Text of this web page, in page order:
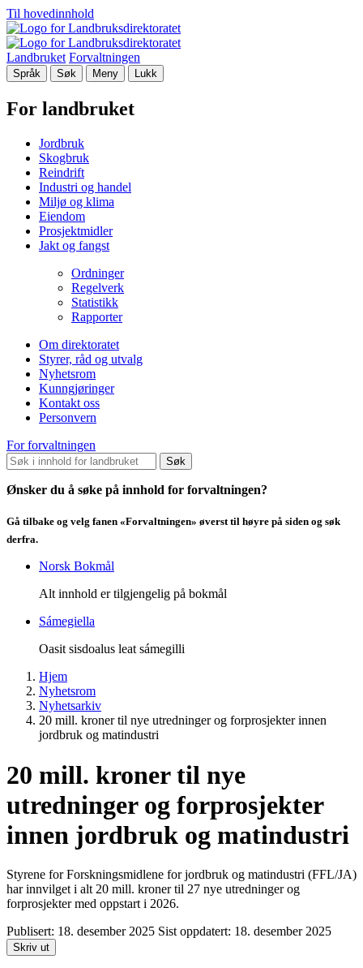
Til hovedinnhold
Landbruket Forvaltningen
Språk Søk Meny Lukk
For landbruket
Jordbruk
Skogbruk
Reindrift
Industri og handel
Miljø og klima
Eiendom
Prosjektmidler
Jakt og fangst
Ordninger
Regelverk
Statistikk
Rapporter
Om direktoratet
Styrer, råd og utvalg
Nyhetsrom
Kunngjøringer
Kontakt oss
Personvern
For forvaltningen
Søk
Ønsker du å søke på innhold for forvaltningen?
Gå tilbake og velg fanen «Forvaltningen» øverst til høyre på siden og søk
derfra.
Norsk Bokmål
Alt innhold er tilgjengelig på bokmål
Sámegiella
Oasit sisdoalus leat sámegilli
Hjem
Nyhetsrom
Nyhetsarkiv
20 mill. kroner til nye utredninger og forprosjekter innen
jordbruk og matindustri
20 mill. kroner til nye
utredninger og forprosjekter
innen jordbruk og matindustri
Styrene for Forskningsmidlene for jordbruk og matindustri (FFL/JA)
har innvilget i alt 20 mill. kroner til 27 nye utredninger og
forprosjekter med oppstart i 2026.
Publisert: 18. desember 2025 Sist oppdatert: 18. desember 2025
Skriv ut